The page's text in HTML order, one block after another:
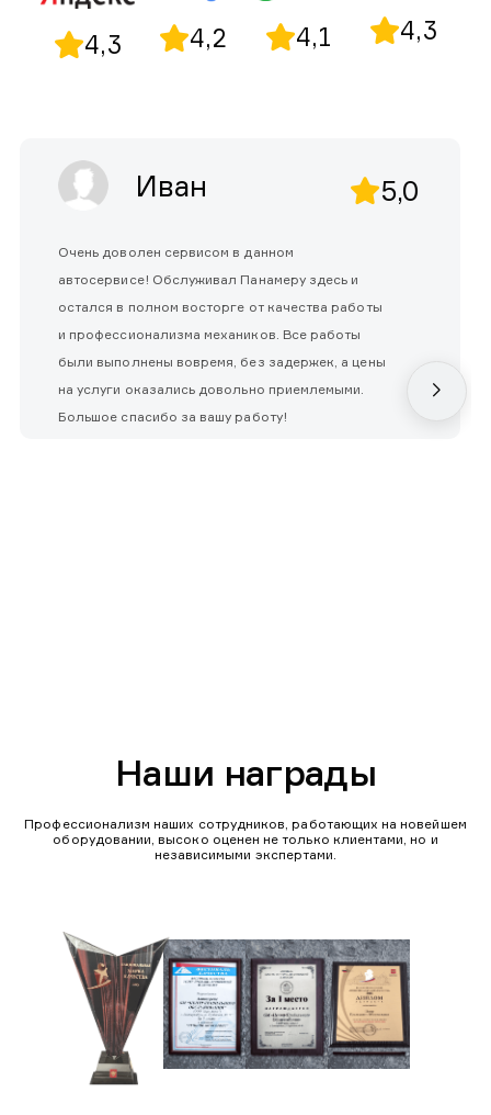
4,3 4,2 4,1 4,3
Иван 5,0
Очень доволен сервисом в данном
автосервисе! Обслуживал Панамеру здесь и
остался в полном восторге от качества работы
и профессионализма механиков. Все работы
были выполнены вовремя, без задержек, а цены
на услуги оказались довольно приемлемыми.
Большое спасибо за вашу работу!
Наши награды
Профессионализм наших сотрудников, работающих на новейшем
оборудовании, высоко оценен не только клиентами, но и
независимыми экспертами.